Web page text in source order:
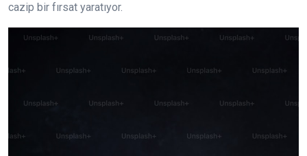
cazip bir fırsat yaratıyor.